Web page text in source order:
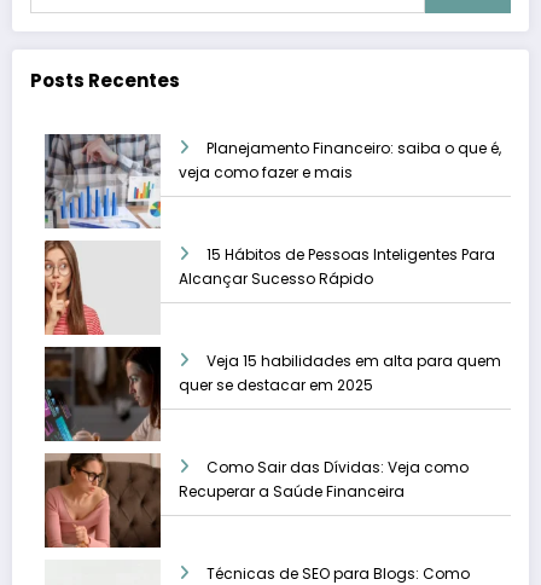
Posts Recentes
Planejamento Financeiro: saiba o que é,
veja como fazer e mais
15 Hábitos de Pessoas Inteligentes Para
Alcançar Sucesso Rápido
Veja 15 habilidades em alta para quem
quer se destacar em 2025
Como Sair das Dívidas: Veja como
Recuperar a Saúde Financeira
Técnicas de SEO para Blogs: Como